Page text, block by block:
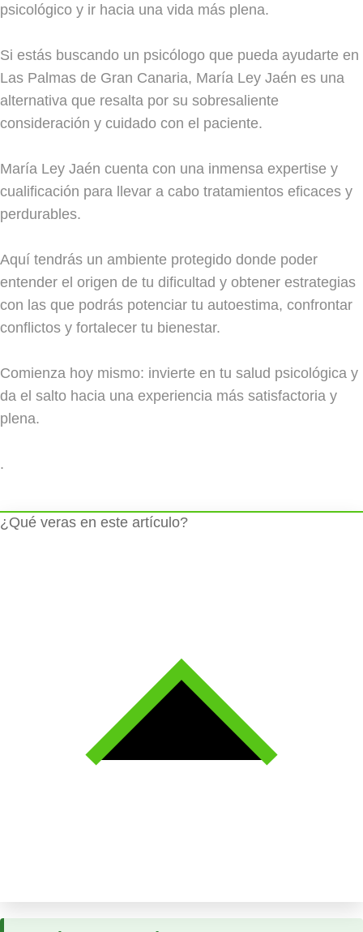
psicológico y ir hacia una vida más plena.
Si estás buscando un psicólogo que pueda ayudarte en
Las Palmas de Gran Canaria, María Ley Jaén es una
alternativa que resalta por su sobresaliente
consideración y cuidado con el paciente.
María Ley Jaén cuenta con una inmensa expertise y
cualificación para llevar a cabo tratamientos eficaces y
perdurables.
Aquí tendrás un ambiente protegido donde poder
entender el origen de tu dificultad y obtener estrategias
con las que podrás potenciar tu autoestima, confrontar
conflictos y fortalecer tu bienestar.
Comienza hoy mismo: invierte en tu salud psicológica y
da el salto hacia una experiencia más satisfactoria y
plena.
.
¿Qué veras en este artículo?